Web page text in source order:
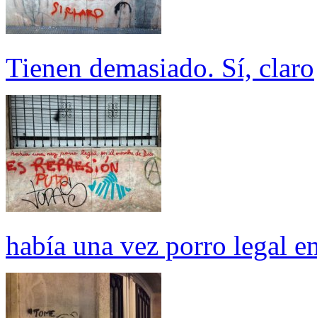
Tienen demasiado. Sí, claro
había una vez porro legal